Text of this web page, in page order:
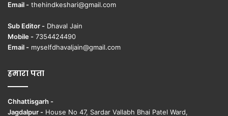
Email - thehindkeshari@gmail.com
Sub Editor - Dhaval Jain
Mobile - 7354424490
Email - myselfdhavaljain@gmail.com
हमारा पता
Chhattisgarh -
Jagdalpur - House No 47, Sardar Vallabh Bhai Patel Ward,